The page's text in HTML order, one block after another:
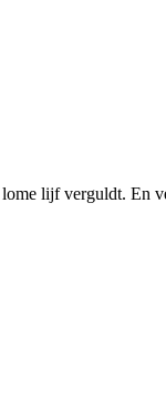
lijf verguldt. En